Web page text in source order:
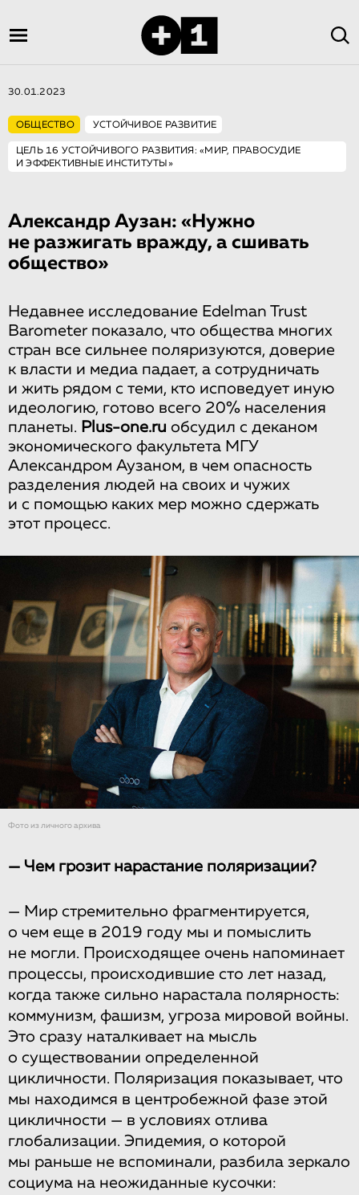
30.01.2023
ОБЩЕСТВО УСТОЙЧИВОЕ РАЗВИТИЕ
ЦЕЛЬ 16 УСТОЙЧИВОГО РАЗВИТИЯ: «МИР, ПРАВОСУДИЕ
И ЭФФЕКТИВНЫЕ ИНСТИТУТЫ»
Александр Аузан: «Нужно
не разжигать вражду, а сшивать
общество»
Недавнее исследование Edelman Trust
Barometer показало, что общества многих
стран все сильнее поляризуются, доверие
к власти и медиа падает, а сотрудничать
и жить рядом с теми, кто исповедует иную
идеологию, готово всего 20% населения
планеты. Plus-one.ru обсудил с деканом
экономического факультета МГУ
Александром Аузаном, в чем опасность
разделения людей на своих и чужих
и с помощью каких мер можно сдержать
этот процесс.
Фото из личного архива
— Чем грозит нарастание поляризации?
— Мир стремительно фрагментируется,
о чем еще в 2019 году мы и помыслить
не могли. Происходящее очень напоминает
процессы, происходившие сто лет назад,
когда также сильно нарастала полярность:
коммунизм, фашизм, угроза мировой войны.
Это сразу наталкивает на мысль
о существовании определенной
цикличности. Поляризация показывает, что
мы находимся в центробежной фазе этой
цикличности — в условиях отлива
глобализации. Эпидемия, о которой
мы раньше не вспоминали, разбила зеркало
социума на неожиданные кусочки: